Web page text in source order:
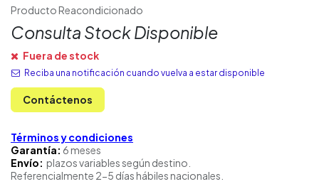
Producto Reacondicionado
Consulta Stock Disponible
Fuera de stock
Reciba una notificación cuando vuelva a estar disponible
Contáctenos
Términos y condiciones
Garantía: 6 meses
Envío: plazos variables según destino.
Referencialmente 2-5 días hábiles nacionales.